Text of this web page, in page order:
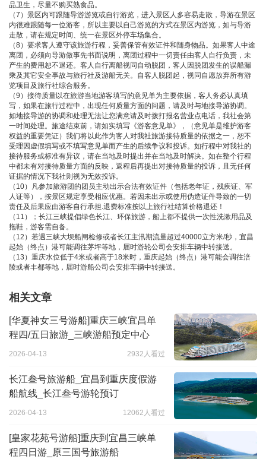
品卫生，尽量不购买熟食品。
（7）景区内可跟随导游游览或自行游览，进入景区人多容易走散，导游在景区
内很难跟随每一位游客，所以主要以自己游览的方式在景区内游览，如与导游
走散，请在规定时间、统一在景区外停车场集合。
（8）要求客人遵守该旅游行程，妥善保管有效证件和随身物品。如果客人中途
离团，必须向导游做事先书面说明，离团过程中一切责任由客人自行负责，未
产生的费用恕不退还。客人自行离船视同自动脱团，客人因脱团发生的误船漏
乘及其它安全事故与旅行社及游船无关。自客人脱团起，视同自愿放弃所有游
览项目及旅行社综合服务。
（9）接待质量以在旅游当地游客填写的意见单为主要依据，客人务必认真填
写，如果在旅行过程中，出现任何质量方面的问题，请及时与地接导游协调。
如地接导游的协调和处理无法让您满意请及时拨打报名营业点电话，我社会第
一时间处理。旅途结束前，请如实填写《游客意见单》，（意见单是维护游客
权益的重要凭证）我们将以此作为客人对我社旅游接待质量的依据之一，恕不
受理因虚假填写或不填写意见单而产生的后续争议和投诉。如行程中对我社的
接待服务或标准有异议，请在当地及时提出并在当地及时解决。如在整个行程
中都未有对接待质量方面的反映，返程后再提出对接待质量的投诉，且无任何
证据的情况下我社则视为无效投诉。
（10）凡参加旅游团的团员主动出示合法有效证件（包括老年证，残疾证、军
人证等），按景区规定享受相应优惠。若因未出示或使用伪造证件导致的一切
责任及后果应由游客自行承担.退费标准按以上旅行社结算价格退还！
（11）；长江三峡提倡绿色长江、环保旅游，船上都不提供一次性洗漱用品及
拖鞋，游客需自备。
（12）若遇三峡大坝船闸检修或者长江主汛期流量超过40000立方米/秒，宜昌
起始（终点）港可能调往茅坪等地，届时游轮公司会安排车辆中转接送。
（13）重庆水位低于4米或者高于18米时，重庆起始（终点）港可能会调往涪
陵或者丰都等地，届时游船公司会安排车辆中转接送。
相关文章
[华夏神女三号游船]重庆三峡宜昌单
程四/五日旅游_三峡游船预定中心
2026-04-13 2932人看过
长江叁号旅游船_宜昌到重庆度假游
船航线_长江叁号游轮预订
2026-04-13 12062人看过
[皇家花苑号游船]重庆到宜昌三峡单
程四日游_原三国号旅游船